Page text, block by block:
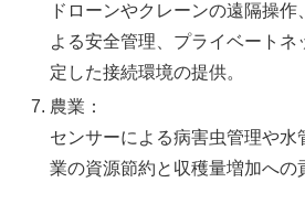
ドローンやクレーンの遠隔操作
よる安全管理、プライベートネ
定した接続環境の提供。
農業：
センサーによる病害虫管理や水
業の資源節約と収穫量増加への